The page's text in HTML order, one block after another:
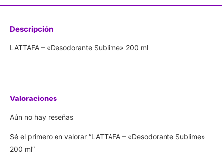
Descripción
LATTAFA – «Desodorante Sublime» 200 ml
Valoraciones
Aún no hay reseñas
Sé el primero en valorar “LATTAFA – «Desodorante Sublime»
200 ml”